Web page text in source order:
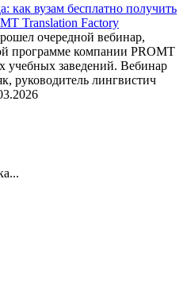
как вузам бесплатно получить
Translation Factory
очередной вебинар,
программе компании PROMT
учебных заведений. Вебинар
руководитель лингвистич